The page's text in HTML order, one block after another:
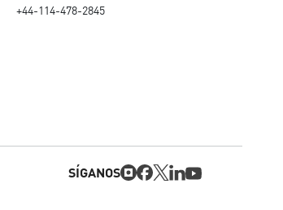
+44-114-478-2845
SÍGANOS